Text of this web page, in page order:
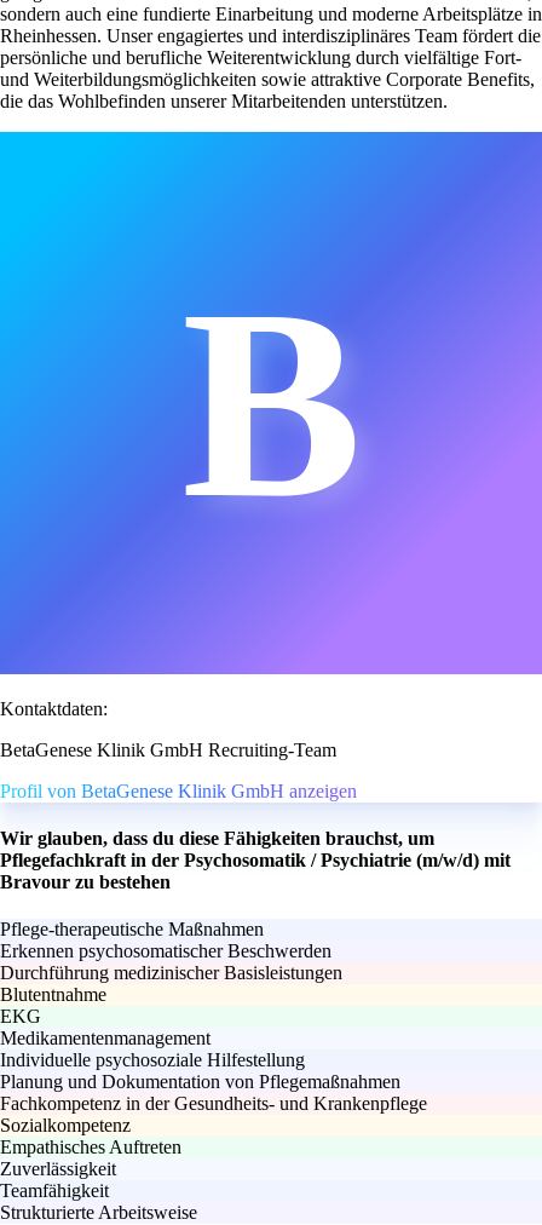
sondern auch eine fundierte Einarbeitung und moderne Arbeitsplätze in
Rheinhessen. Unser engagiertes und interdisziplinäres Team fördert die
persönliche und berufliche Weiterentwicklung durch vielfältige Fort-
und Weiterbildungsmöglichkeiten sowie attraktive Corporate Benefits,
die das Wohlbefinden unserer Mitarbeitenden unterstützen.
B
Kontaktdaten:
BetaGenese Klinik GmbH Recruiting-Team
Profil von BetaGenese Klinik GmbH anzeigen
Wir glauben, dass du diese Fähigkeiten brauchst, um
Pflegefachkraft in der Psychosomatik / Psychiatrie (m/w/d) mit
Bravour zu bestehen
Pflege-therapeutische Maßnahmen
Erkennen psychosomatischer Beschwerden
Durchführung medizinischer Basisleistungen
Blutentnahme
EKG
Medikamentenmanagement
Individuelle psychosoziale Hilfestellung
Planung und Dokumentation von Pflegemaßnahmen
Fachkompetenz in der Gesundheits- und Krankenpflege
Sozialkompetenz
Empathisches Auftreten
Zuverlässigkeit
Teamfähigkeit
Strukturierte Arbeitsweise